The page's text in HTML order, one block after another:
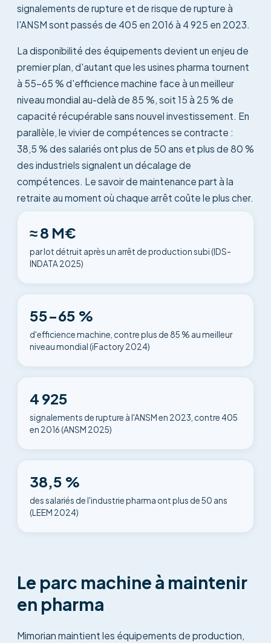
signalements de rupture et de risque de rupture à
l'ANSM sont passés de 405 en 2016 à 4 925 en 2023.
La disponibilité des équipements devient un enjeu de
premier plan, d'autant que les usines pharma tournent
à 55-65 % d'efficience machine face à un meilleur
niveau mondial au-delà de 85 %, soit 15 à 25 % de
capacité récupérable sans nouvel investissement. En
parallèle, le vivier de compétences se contracte :
38,5 % des salariés ont plus de 50 ans et plus de 80 %
des industriels signalent un décalage de
compétences. Le savoir de maintenance part à la
retraite au moment où chaque arrêt coûte le plus cher.
≈ 8 M€
par lot détruit après un arrêt de production subi (IDS-
INDATA 2025)
55-65 %
d'efficience machine, contre plus de 85 % au meilleur
niveau mondial (iFactory 2024)
4 925
signalements de rupture à l'ANSM en 2023, contre 405
en 2016 (ANSM 2025)
38,5 %
des salariés de l'industrie pharma ont plus de 50 ans
(LEEM 2024)
Le parc machine à maintenir
en pharma
Mimorian maintient les équipements de production,